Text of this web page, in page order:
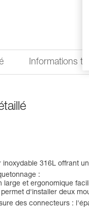
Informations
inoxydable 316L offrant
:
large et ergonomique
d'installer deux
des connecteurs :